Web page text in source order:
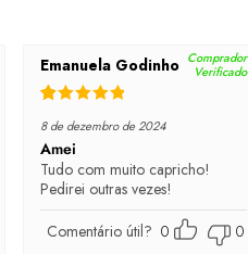
Emanuela Godinho Comprador
Verificado
8 de dezembro de 2024
Amei
Tudo com muito capricho!
Pedirei outras vezes!
Comentário útil? 0 0